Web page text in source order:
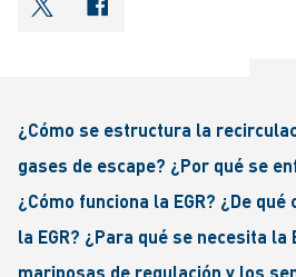
shareOntwitter
shareOnfacebook
¿Cómo se estructura la
gases de escape? ¿Por qué se
¿Cómo funciona la EGR? ¿De
la EGR? ¿Para qué se necesita la
mariposas de regulación y los